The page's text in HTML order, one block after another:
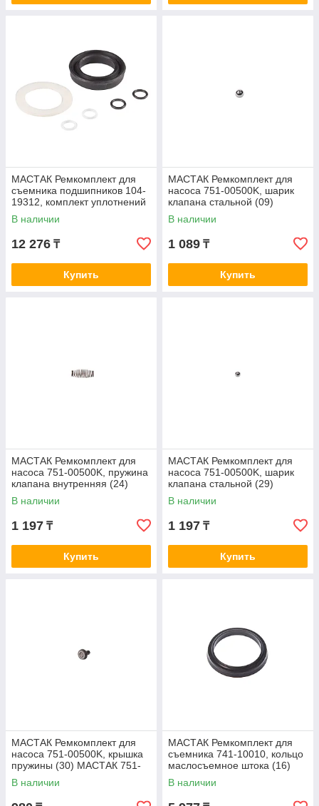
МАСТАК Ремкомплект для
съемника подшипников 104-
19312, комплект уплотнений
(03,04,10,11) МАСТАК 104-
19312RK
В наличии
12 276 ₸
Купить
МАСТАК Ремкомплект для
насоса 751-00500K, шарик
клапана стальной (09)
МАСТАК 751-00500KR02
В наличии
1 089 ₸
Купить
МАСТАК Ремкомплект для
насоса 751-00500K, пружина
клапана внутренняя (24)
МАСТАК 751-00500KR06
В наличии
1 197 ₸
Купить
МАСТАК Ремкомплект для
насоса 751-00500K, шарик
клапана стальной (29)
МАСТАК 751-00500KR10
В наличии
1 197 ₸
Купить
МАСТАК Ремкомплект для
насоса 751-00500K, крышка
пружины (30) МАСТАК 751-
00500KR11
В наличии
МАСТАК Ремкомплект для
съемника 741-10010, кольцо
маслосъемное штока (16)
МАСТАК 741-10010R06
В наличии